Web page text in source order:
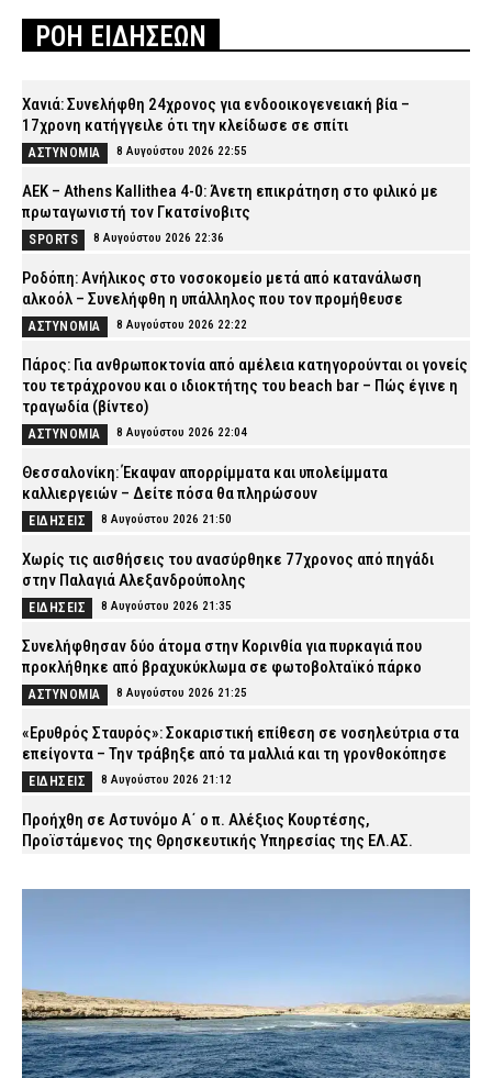
ΡΟΗ ΕΙΔΗΣΕΩΝ
Χανιά: Συνελήφθη 24χρονος για ενδοοικογενειακή βία –
17χρονη κατήγγειλε ότι την κλείδωσε σε σπίτι
ΑΣΤΥΝΟΜΙΑ 8 Αυγούστου 2026 22:55
ΑΕΚ – Athens Kallithea 4-0: Άνετη επικράτηση στο φιλικό με
πρωταγωνιστή τον Γκατσίνοβιτς
SPORTS 8 Αυγούστου 2026 22:36
Ροδόπη: Ανήλικος στο νοσοκομείο μετά από κατανάλωση
αλκοόλ – Συνελήφθη η υπάλληλος που τον προμήθευσε
ΑΣΤΥΝΟΜΙΑ 8 Αυγούστου 2026 22:22
Πάρος: Για ανθρωποκτονία από αμέλεια κατηγορούνται οι γονείς
του τετράχρονου και ο ιδιοκτήτης του beach bar – Πώς έγινε η
τραγωδία (βίντεο)
ΑΣΤΥΝΟΜΙΑ 8 Αυγούστου 2026 22:04
Θεσσαλονίκη: Έκαψαν απορρίμματα και υπολείμματα
καλλιεργειών – Δείτε πόσα θα πληρώσουν
ΕΙΔΗΣΕΙΣ 8 Αυγούστου 2026 21:50
Χωρίς τις αισθήσεις του ανασύρθηκε 77χρονος από πηγάδι
στην Παλαγιά Αλεξανδρούπολης
ΕΙΔΗΣΕΙΣ 8 Αυγούστου 2026 21:35
Συνελήφθησαν δύο άτομα στην Κορινθία για πυρκαγιά που
προκλήθηκε από βραχυκύκλωμα σε φωτοβολταϊκό πάρκο
ΑΣΤΥΝΟΜΙΑ 8 Αυγούστου 2026 21:25
«Ερυθρός Σταυρός»: Σοκαριστική επίθεση σε νοσηλεύτρια στα
επείγοντα – Την τράβηξε από τα μαλλιά και τη γρονθοκόπησε
ΕΙΔΗΣΕΙΣ 8 Αυγούστου 2026 21:12
Προήχθη σε Αστυνόμο Α΄ ο π. Αλέξιος Κουρτέσης,
Προϊστάμενος της Θρησκευτικής Υπηρεσίας της ΕΛ.ΑΣ.
Άγριος ξυλοδαρμός 51χρονου στο Ρέθυμνο – Συνελήφθησαν
πέντε άτομα
ΑΣΤΥΝΟΜΙΑ 8 Αυγούστου 2026 20:25